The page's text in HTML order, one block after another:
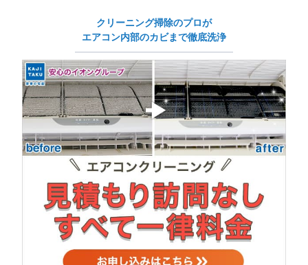
クリーニング掃除のプロが
エアコン内部のカビまで徹底洗浄